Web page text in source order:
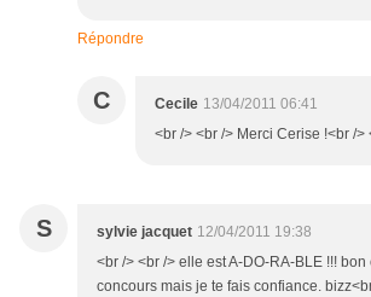
Répondre
C Cecile 13/04/2011 06:41
<br /> <br /> Merci Cerise !<br />
S sylvie jacquet 12/04/2011 19:38
<br /> <br /> elle est A-DO-RA-BLE !!!
concours mais je te fais confiance.